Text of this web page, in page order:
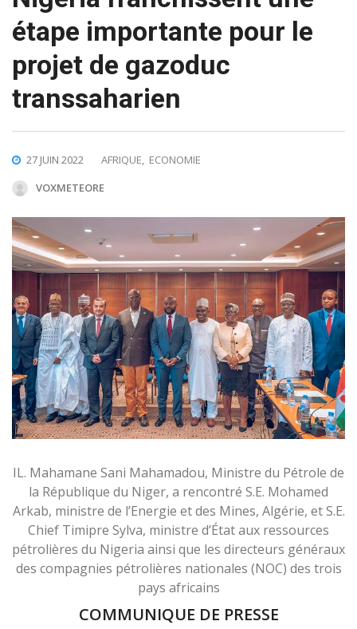
étape importante pour le
projet de gazoduc
transsaharien
27 JUIN 2022 AFRIQUE, ECONOMIE
VOXMETEORE
IL. Mahamane Sani Mahamadou, Ministre du Pétrole de
la République du Niger, a rencontré S.E. Mohamed
Arkab, ministre de l’Energie et des Mines, Algérie, et S.E.
Chief Timipre Sylva, ministre d’État aux ressources
pétrolières du Nigeria ainsi que les directeurs généraux
des compagnies pétrolières nationales (NOC) des trois
pays africains
COMMUNIQUE DE PRESSE